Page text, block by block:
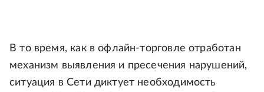
В то время, как в офлайн-торговле отработан
механизм выявления и пресечения нарушений,
ситуация в Сети диктует необходимость